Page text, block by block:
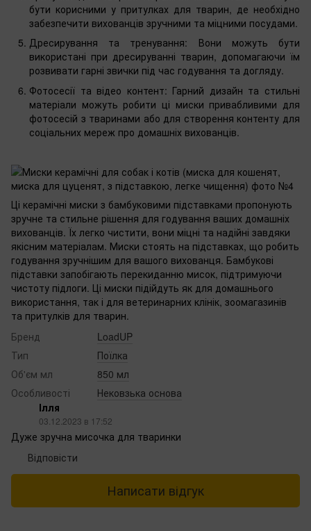
бути корисними у притулках для тварин, де необхідно
забезпечити вихованців зручними та міцними посудами.
Дресирування та тренування: Вони можуть бути
використані при дресируванні тварин, допомагаючи їм
розвивати гарні звички під час годування та догляду.
Фотосесії та відео контент: Гарний дизайн та стильні
матеріали можуть робити ці миски привабливими для
фотосесій з тваринами або для створення контенту для
соціальних мереж про домашніх вихованців.
Ці керамічні миски з бамбуковими підставками пропонують
зручне та стильне рішення для годування ваших домашніх
вихованців. Їх легко чистити, вони міцні та надійні завдяки
якісним матеріалам. Миски стоять на підставках, що робить
годування зручнішим для вашого вихованця. Бамбукові
підставки запобігають перекиданню мисок, підтримуючи
чистоту підлоги. Ці миски підійдуть як для домашнього
використання, так і для ветеринарних клінік, зоомагазинів
та притулків для тварин.
Бренд
LoadUP
Тип
Поїлка
Об'єм мл
850 мл
Особливості
Нековзька основа
Ілля
03.12.2023 в 17:52
Дуже зручна мисочка для тваринки
Відповісти
Написати відгук